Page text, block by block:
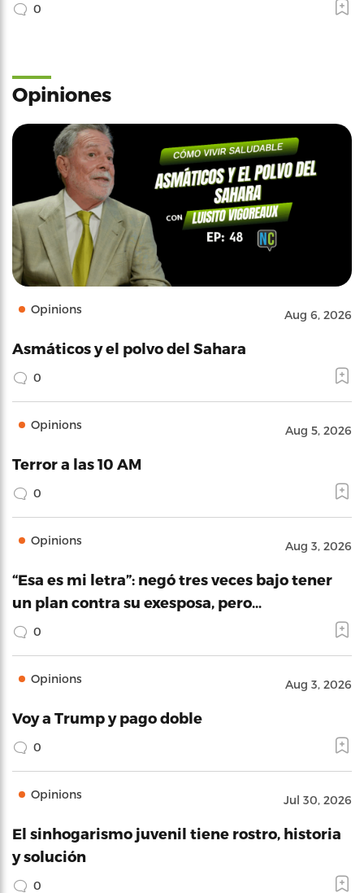
0
Opiniones
Opinions Aug 6, 2026
Asmáticos y el polvo del Sahara
0
Opinions Aug 5, 2026
Terror a las 10 AM
0
Opinions Aug 3, 2026
“Esa es mi letra”: negó tres veces bajo tener
un plan contra su exesposa, pero…
0
Opinions Aug 3, 2026
Voy a Trump y pago doble
0
Opinions Jul 30, 2026
El sinhogarismo juvenil tiene rostro, historia
y solución
0